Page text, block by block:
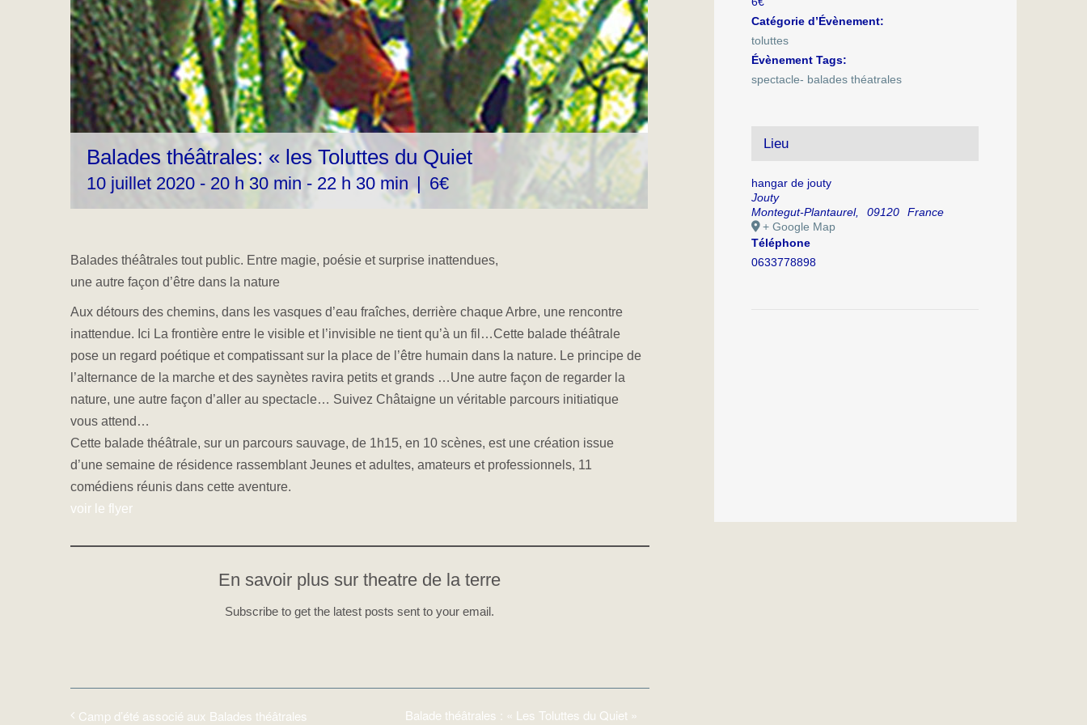
Balades théâtrales: « les Toluttes du Quiet
10 juillet 2020 - 20 h 30 min - 22 h 30 min | 6€
Balades théâtrales tout public. Entre magie, poésie et surprise inattendues,
une autre façon d’être dans la nature
Aux détours des chemins, dans les vasques d’eau fraîches, derrière chaque Arbre, une rencontre
inattendue. Ici La frontière entre le visible et l’invisible ne tient qu’à un fil…Cette balade théâtrale
pose un regard poétique et compatissant sur la place de l’être humain dans la nature. Le principe de
l’alternance de la marche et des saynètes ravira petits et grands …Une autre façon de regarder la
nature, une autre façon d’aller au spectacle… Suivez Châtaigne un véritable parcours initiatique
vous attend…
Cette balade théâtrale, sur un parcours sauvage, de 1h15, en 10 scènes, est une création issue
d’une semaine de résidence rassemblant Jeunes et adultes, amateurs et professionnels, 11
comédiens réunis dans cette aventure.
voir le flyer
En savoir plus sur theatre de la terre
Subscribe to get the latest posts sent to your email.
Camp d’été associé aux Balades théâtrales Balade théâtrales : « Les Toluttes du Quiet »
Catégorie d’Évènement:
toluttes
Évènement Tags:
spectacle- balades théatrales
Lieu
hangar de jouty
Jouty
Montegut-Plantaurel, 09120
France
+ Google Map
Téléphone
0633778898